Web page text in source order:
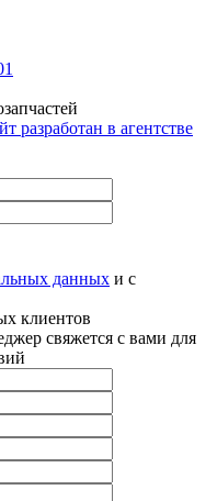
разработан в агентстве
данных и с
клиентов
свяжется с вами для